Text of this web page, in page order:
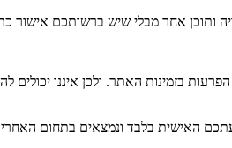
ותוכן אחר מבלי שיש ברשותכם אישור
בזמינות האתר. ולכן איננו יכולים
דעתכם האישית בלבד ונמצאים בתחום